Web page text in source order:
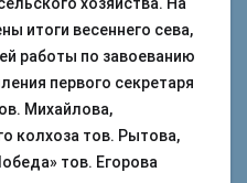
итоги весеннего сева,
работы по завоеванию
первого секретаря
Михайлова,
колхоза тов. Рытова,
тов. Егорова